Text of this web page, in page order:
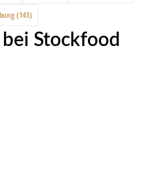
(143)
bei Stockfood